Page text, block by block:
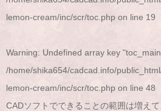
lemon-cream/inc/scr/toc.php on line 19
Warning: Undefined array key
/home/shika654/cadcad.info/
lemon-cream/inc/scr/toc.php on line 48
CADソフトでできることの範囲は増え